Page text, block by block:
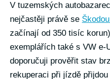
V tuzemských
nejčastěji právě se
začínají od 350 tisíc
exemplářích také s VW e-
doporučuji prověřit stav
rekuperaci při jízdě